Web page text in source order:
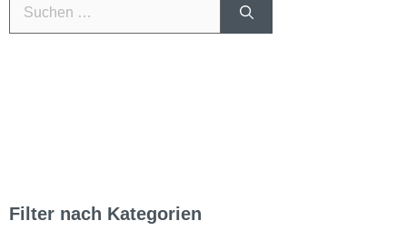
Filter nach Kategorien